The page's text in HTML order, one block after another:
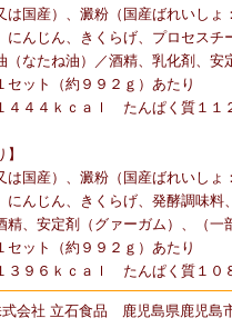
は国産）、澱粉（国産ばれいし
にんじん、きくらげ、プロセス
（なたね油）／酒精、乳化剤、安
セット（約９９２ｇ）あたり
４４４ｋｃａｌ たんぱく質１
は国産）、澱粉（国産ばれいし
にんじん、きくらげ、発酵調味
精、安定剤（グァーガム）、（一
セット（約９９２ｇ）あたり
３９６ｋｃａｌ たんぱく質１
会社 立石食品 鹿児島県鹿児島